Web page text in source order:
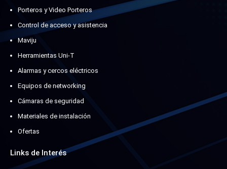
Porteros y Video Porteros
Control de acceso y asistencia
Maviju
Herramientas Uni-T
Alarmas y cercos eléctricos
Equipos de networking
Cámaras de seguridad
Materiales de instalación
Ofertas
Links de Interés